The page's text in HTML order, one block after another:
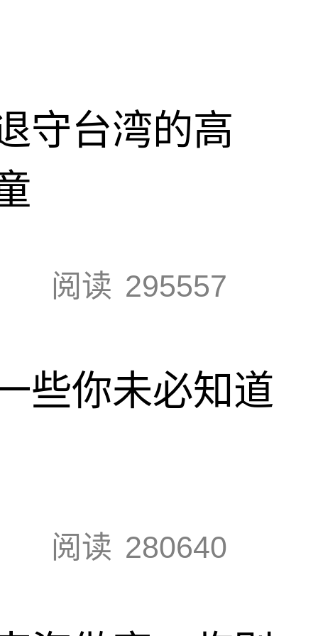
守台湾的高
阅读 295557
些你未必知道
阅读 280640